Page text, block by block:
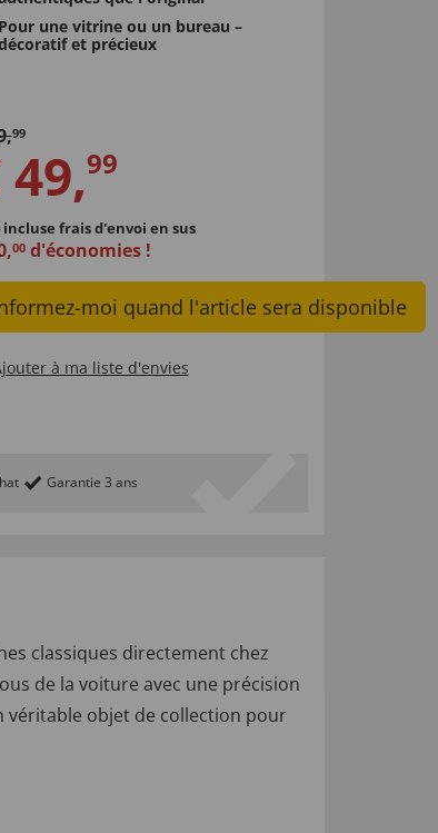
Pour une vitrine ou un bureau –
et précieux
,99
49,99
incluse frais d'envoi en sus
,00d'économies !
moi quand l'article sera disponible
à ma liste d'envies
Garantie 3 ans
classiques directement chez
de la voiture avec une précision
véritable objet de collection pour